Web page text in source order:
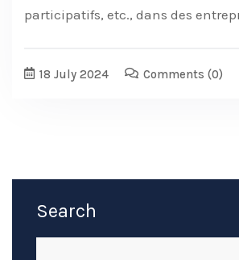
participatifs, etc., dans des
18 July 2024 Comments (0)
Search